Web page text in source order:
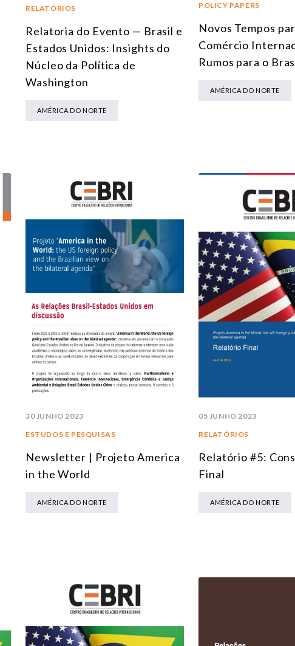
RELATÓRIOS
Relatoria do Evento — Brasil e
Estados Unidos: Insights do
Núcleo da Política de
Washington
AMÉRICA DO NORTE
POLICY PAPERS
Novos Tempos
Comércio
Rumos para o
AMÉRICA DO NORTE
30 JUNHO 2023
ESTUDOS E PESQUISAS
Newsletter | Projeto America
in the World
AMÉRICA DO NORTE
05 JUNHO 2023
RELATÓRIOS
Relatório #5:
Final
AMÉRICA DO NORTE